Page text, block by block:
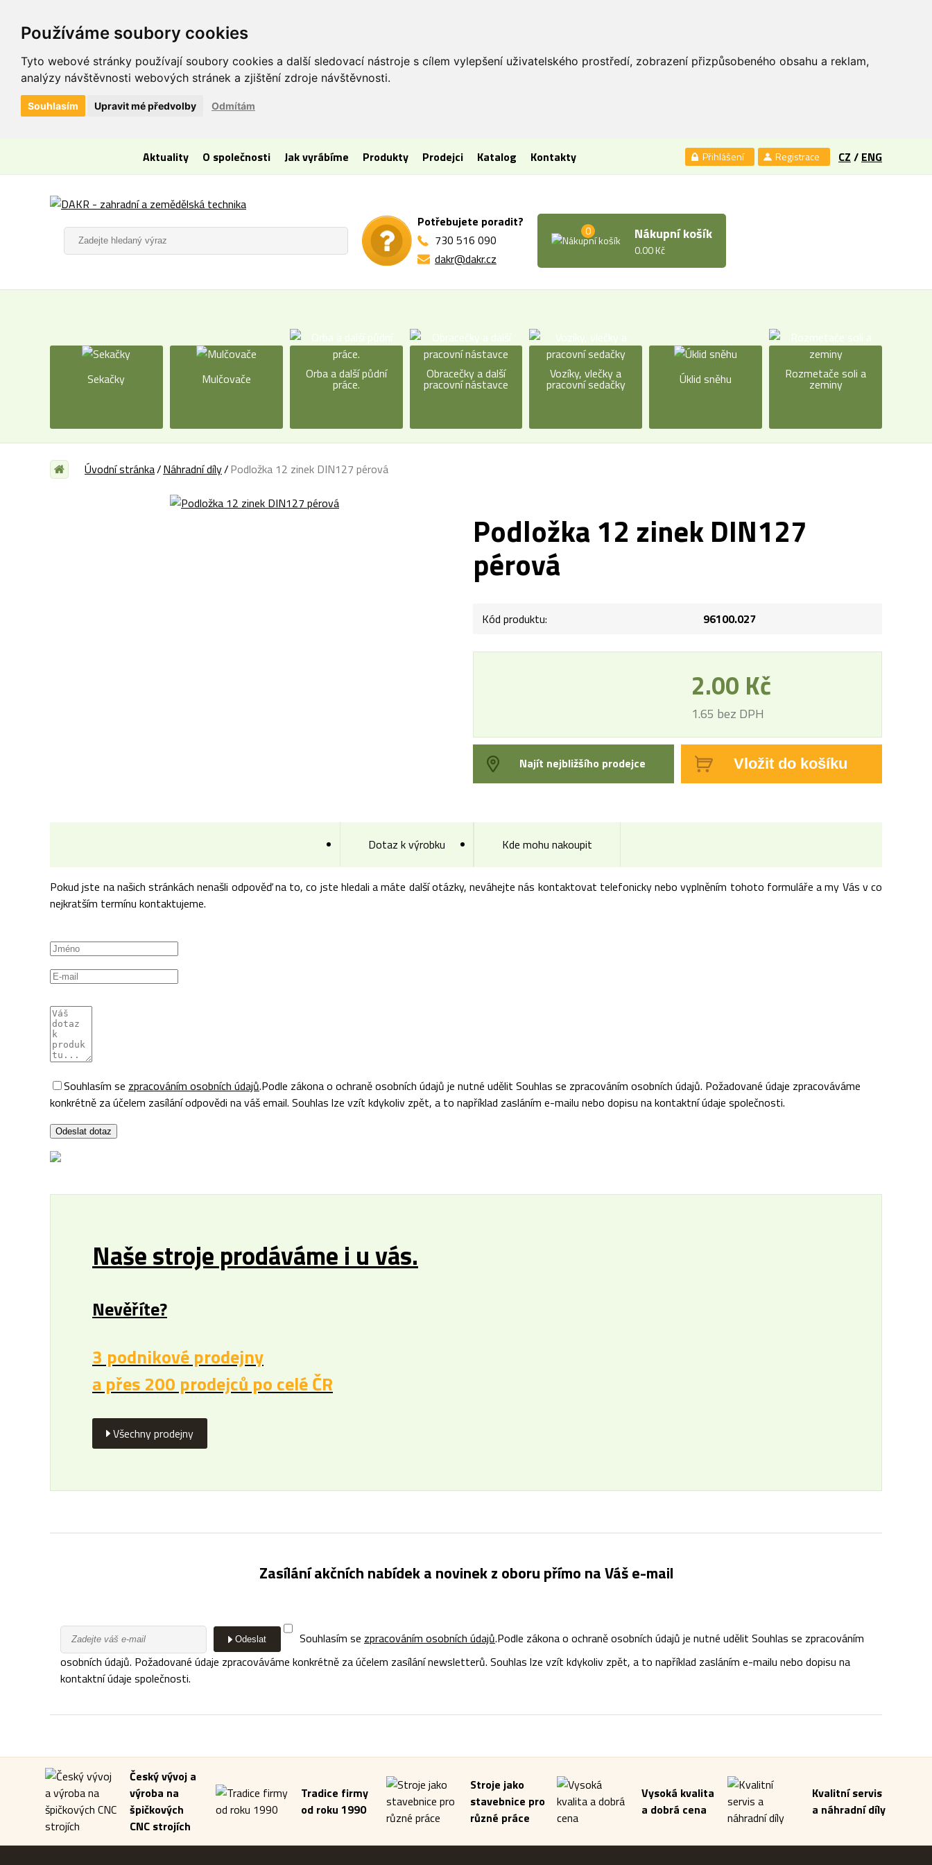
Používáme soubory cookies
Tyto webové stránky používají soubory cookies a další sledovací nástroje s cílem vylepšení uživatelského prostředí, zobrazení přizpůsobeného obsahu a reklam,
analýzy návštěvnosti webových stránek a zjištění zdroje návštěvnosti.
Souhlasím Odmítám
Upravit mé předvolby
Aktuality O společnosti Jak vyrábíme Produkty Prodejci Katalog Kontakty Přihlášení Registrace CZ / ENG
Potřebujete poradit?
730 516 090
dakr@dakr.cz
Nákupní košík
0.00 Kč
0
Sekačky Mulčovače Orba a další půdní
práce.
Obracečky a další
pracovní nástavce
Vozíky, vlečky a
pracovní sedačky Úklid sněhu Rozmetače soli a
zeminy
Úvodní stránka Náhradní díly Podložka 12 zinek DIN127 pérová
Podložka 12 zinek DIN127
pérová
Kód produktu: 96100.027
2.00 Kč
1.65 bez DPH
Najít nejbližšího prodejce Vložit do košíku
Dotaz k výrobku Kde mohu nakoupit
Pokud jste na našich stránkách nenašli odpověď na to, co jste hledali a máte další otázky, neváhejte nás kontaktovat telefonicky nebo vyplněním tohoto formuláře a my Vás v co
nejkratším termínu kontaktujeme.
Souhlasím se zpracováním osobních údajů.Podle zákona o ochraně osobních údajů je nutné udělit Souhlas se zpracováním osobních údajů. Požadované údaje zpracováváme
konkrétně za účelem zasílání odpovědi na váš email. Souhlas lze vzít kdykoliv zpět, a to například zasláním e-mailu nebo dopisu na kontaktní údaje společnosti.
Odeslat dotaz
Naše stroje prodáváme i u vás.
Nevěříte?
3 podnikové prodejny
a přes 200 prodejců po celé ČR
Všechny prodejny
Zasílání akčních nabídek a novinek z oboru přímo na Váš e-mail
Odeslat Souhlasím se zpracováním osobních údajů.Podle zákona o ochraně osobních údajů je nutné udělit Souhlas se zpracováním
osobních údajů. Požadované údaje zpracováváme konkrétně za účelem zasílání newsletterů. Souhlas lze vzít kdykoliv zpět, a to například zasláním e-mailu nebo dopisu na
kontaktní údaje společnosti.
Český vývoj a
výroba na
špičkových
CNC strojích
Tradice firmy
od roku 1990
Stroje jako
stavebnice pro
různé práce
Vysoká kvalita
a dobrá cena
Kvalitní servis
a náhradní díly